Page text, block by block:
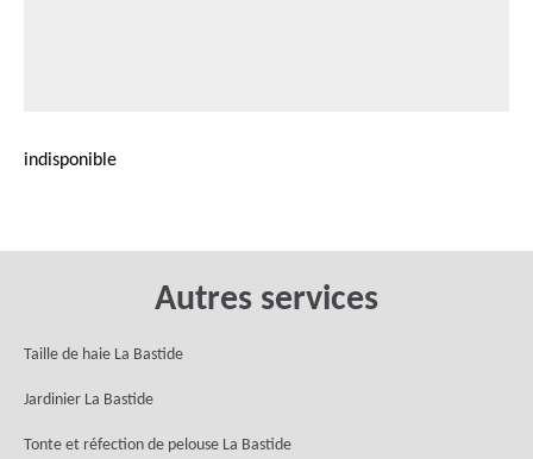
indisponible
Autres services
Taille de haie La Bastide
Jardinier La Bastide
Tonte et réfection de pelouse La Bastide